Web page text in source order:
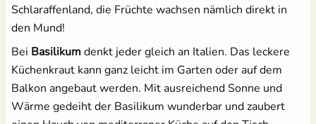
Schlaraffenland, die Früchte wachsen nämlich direkt in
den Mund!
Bei Basilikumdenkt jeder gleich an Italien. Das leckere
Küchenkraut kann ganz leicht im Garten oder auf dem
Balkon angebaut werden. Mit ausreichend Sonne und
Wärme gedeiht der Basilikum wunderbar und zaubert